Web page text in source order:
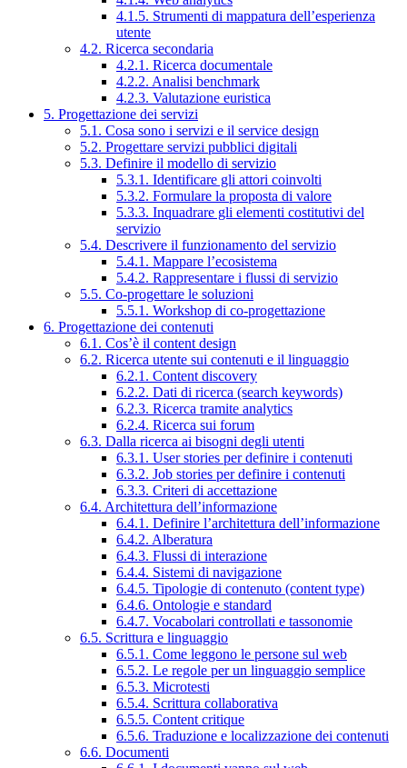
4.1.5. Strumenti di mappatura dell’esperienza
utente
4.2. Ricerca secondaria
4.2.1. Ricerca documentale
4.2.2. Analisi benchmark
4.2.3. Valutazione euristica
5. Progettazione dei servizi
5.1. Cosa sono i servizi e il service design
5.2. Progettare servizi pubblici digitali
5.3. Definire il modello di servizio
5.3.1. Identificare gli attori coinvolti
5.3.2. Formulare la proposta di valore
5.3.3. Inquadrare gli elementi costitutivi del
servizio
5.4. Descrivere il funzionamento del servizio
5.4.1. Mappare l’ecosistema
5.4.2. Rappresentare i flussi di servizio
5.5. Co-progettare le soluzioni
5.5.1. Workshop di co-progettazione
6. Progettazione dei contenuti
6.1. Cos’è il content design
6.2. Ricerca utente sui contenuti e il linguaggio
6.2.1. Content discovery
6.2.2. Dati di ricerca (search keywords)
6.2.3. Ricerca tramite analytics
6.2.4. Ricerca sui forum
6.3. Dalla ricerca ai bisogni degli utenti
6.3.1. User stories per definire i contenuti
6.3.2. Job stories per definire i contenuti
6.3.3. Criteri di accettazione
6.4. Architettura dell’informazione
6.4.1. Definire l’architettura dell’informazione
6.4.2. Alberatura
6.4.3. Flussi di interazione
6.4.4. Sistemi di navigazione
6.4.5. Tipologie di contenuto (content type)
6.4.6. Ontologie e standard
6.4.7. Vocabolari controllati e tassonomie
6.5. Scrittura e linguaggio
6.5.1. Come leggono le persone sul web
6.5.2. Le regole per un linguaggio semplice
6.5.3. Microtesti
6.5.4. Scrittura collaborativa
6.5.5. Content critique
6.5.6. Traduzione e localizzazione dei contenuti
6.6. Documenti